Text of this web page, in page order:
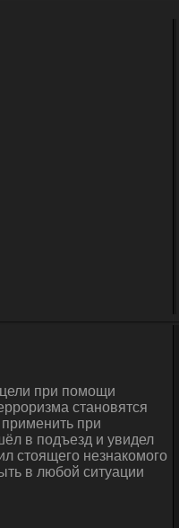
при помощи
становятся
при
в подъезд и увидел
стоящего незнакомого
в любой ситуации